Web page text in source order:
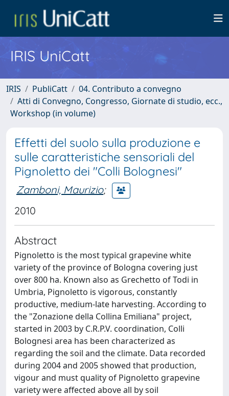
IRIS UniCatt
IRIS PubliCatt
04. Contributo a convegno
Atti di Convegno, Congresso, Giornate di studio, ecc.,
Workshop (in volume)
Effetti del suolo sulla produzione e
sulle caratteristiche sensoriali del
Pignoletto dei "Colli Bolognesi"
Zamboni, Maurizio;
2010
Abstract
Pignoletto is the most typical grapevine white
variety of the province of Bologna covering just
over 800 ha. Known also as Grechetto of Todi in
Umbria, Pignoletto is vigorous, constantly
productive, medium-late harvesting. According to
the "Zonazione della Collina Emiliana" project,
started in 2003 by C.R.P.V. coordination, Colli
Bolognesi area has been characterized as
regarding the soil and the climate. Data recorded
during 2004 and 2005 showed that production,
vigour and must quality of Pignoletto grapevine
variety were affected above all by soil